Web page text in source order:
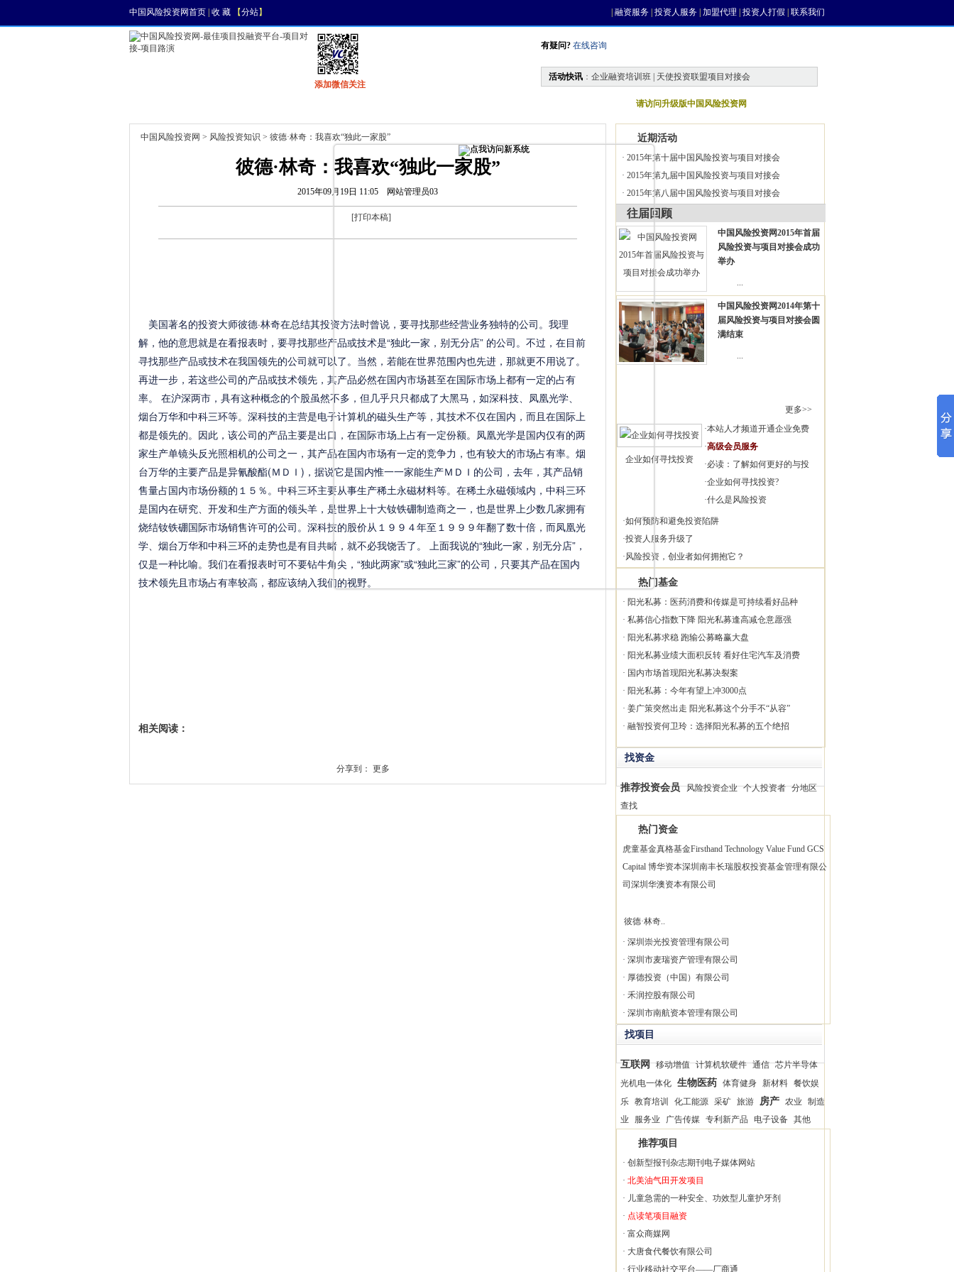
中国风险投资网首页 收 藏 【分站】 融资服务 投资人服务 加盟代理 投资人打假 联系我们
添加微信关注
有疑问? 在线咨询
活动快讯 ： 企业融资培训班 | 天使投资联盟项目对接会
请访问升级版中国风险投资网
中国风险投资网 > 风险投资知识 > 彼德·林奇：我喜欢“独此一家股”
彼德·林奇：我喜欢“独此一家股”
2015年09月19日 11:05 网站管理员03
[打印本稿]
美国著名的投资大师彼德·林奇在总结其投资方法时曾说，要寻找那些经营业务独特的公司。我理
解，他的意思就是在看报表时，要寻找那些产品或技术是“独此一家，别无分店” 的公司。不过，在目前
寻找那些产品或技术在我国领先的公司就可以了。当然，若能在世界范围内也先进，那就更不用说了。
再进一步，若这些公司的产品或技术领先，其产品必然在国内市场甚至在国际市场上都有一定的占有
率。 在沪深两市，具有这种概念的个股虽然不多，但几乎只只都成了大黑马，如深科技、凤凰光学、
烟台万华和中科三环等。深科技的主营是电子计算机的磁头生产等，其技术不仅在国内，而且在国际上
都是领先的。因此，该公司的产品主要是出口，在国际市场上占有一定份额。凤凰光学是国内仅有的两
家生产单镜头反光照相机的公司之一，其产品在国内市场有一定的竞争力，也有较大的市场占有率。烟
台万华的主要产品是异氰酸酯(ＭＤＩ)，据说它是国内惟一一家能生产ＭＤＩ的公司，去年，其产品销
售量占国内市场份额的１５％。中科三环主要从事生产稀土永磁材料等。在稀土永磁领域内，中科三环
是国内在研究、开发和生产方面的领头羊，是世界上十大钕铁硼制造商之一，也是世界上少数几家拥有
烧结钕铁硼国际市场销售许可的公司。深科技的股价从１９９４年至１９９９年翻了数十倍，而凤凰光
学、烟台万华和中科三环的走势也是有目共睹，就不必我饶舌了。 上面我说的“独此一家，别无分店”，
仅是一种比喻。我们在看报表时可不要钻牛角尖，“独此两家”或“独此三家”的公司，只要其产品在国内
技术领先且市场占有率较高，都应该纳入我们的视野。
相关阅读：
分享到： 更多
近期活动
· 2015年第十届中国风险投资与项目对接会
· 2015年第九届中国风险投资与项目对接会
· 2015年第八届中国风险投资与项目对接会
往届回顾
中国风险投资网2015年首届
风险投资与项目对接会成功
举办
...
中国风险投资网2014年第十
届风险投资与项目对接会圆
满结束
...
更多>>
企业如何寻找投资
·本站人才频道开通企业免费
·高级会员服务
·必读：了解如何更好的与投
·企业如何寻找投资?
·什么是风险投资
·如何预防和避免投资陷阱
·投资人服务升级了
·风险投资，创业者如何拥抱它？
热门基金
· 阳光私募：医药消费和传媒是可持续看好品种
· 私募信心指数下降 阳光私募逢高减仓意愿强
· 阳光私募求稳 跑输公募略赢大盘
· 阳光私募业绩大面积反转 看好住宅汽车及消费
· 国内市场首现阳光私募决裂案
· 阳光私募：今年有望上冲3000点
· 姜广策突然出走 阳光私募这个分手不“从容”
· 融智投资何卫玲：选择阳光私募的五个绝招
找资金
推荐投资会员 风险投资企业 个人投资者 分地区
查找
热门资金
虎童基金真格基金Firsthand Technology Value Fund GCS
Capital 博华资本深圳南丰长瑞股权投资基金管理有限公
司 深圳华澳资本有限公司
彼德·林奇..
· 深圳崇光投资管理有限公司
· 深圳市麦瑞资产管理有限公司
· 厚德投资（中国）有限公司
· 禾润控股有限公司
· 深圳市南航资本管理有限公司
找项目
互联网 移动增值 计算机软硬件 通信 芯片半导体
光机电一体化 生物医药 体育健身 新材料 餐饮娱
乐 教育培训 化工能源 采矿 旅游 房产 农业
制造
业
服务业 广告传媒 专利新产品 电子设备 其他
推荐项目
· 创新型报刊杂志期刊电子媒体网站
· 北美油气田开发项目
· 儿童急需的一种安全、功效型儿童护牙剂
· 点读笔项目融资
· 富众商媒网
· 大唐食代餐饮有限公司
· 行业移动社交平台——厂商通